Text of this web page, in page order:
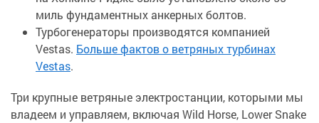
миль фундаментных анкерных болтов.
Турбогенераторы производятся компанией
Vestas. Больше фактов о ветряных турбинах
Vestas.
Три крупные ветряные электростанции, которыми мы
владеем и управляем, включая Wild Horse, Lower Snake